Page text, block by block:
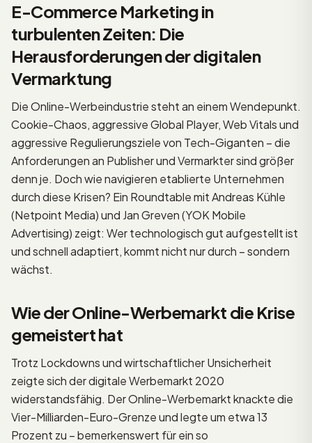
E-Commerce Marketing in
turbulenten Zeiten: Die
Herausforderungen der digitalen
Vermarktung
Die Online-Werbeindustrie steht an einem Wendepunkt.
Cookie-Chaos, aggressive Global Player, Web Vitals und
aggressive Regulierungsziele von Tech-Giganten – die
Anforderungen an Publisher und Vermarkter sind größer
denn je. Doch wie navigieren etablierte Unternehmen
durch diese Krisen? Ein Roundtable mit Andreas Kühle
(Netpoint Media) und Jan Greven (YOK Mobile
Advertising) zeigt: Wer technologisch gut aufgestellt ist
und schnell adaptiert, kommt nicht nur durch – sondern
wächst.
Wie der Online-Werbemarkt die Krise
gemeistert hat
Trotz Lockdowns und wirtschaftlicher Unsicherheit
zeigte sich der digitale Werbemarkt 2020
widerstandsfähig. Der Online-Werbemarkt knackte die
Vier-Milliarden-Euro-Grenze und legte um etwa 13
Prozent zu – bemerkenswert für ein so